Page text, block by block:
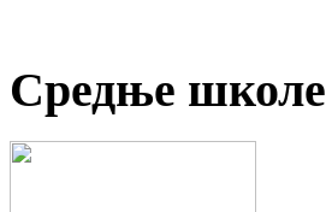
Средње школе